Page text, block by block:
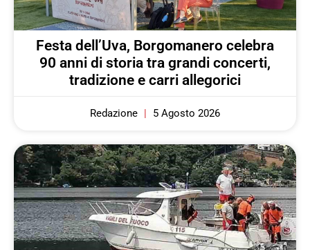
Festa dell’Uva, Borgomanero celebra
90 anni di storia tra grandi concerti,
tradizione e carri allegorici
Redazione 5 Agosto 2026